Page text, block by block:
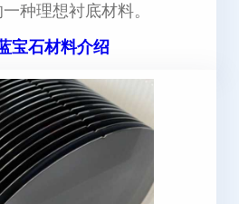
种理想衬底材料。
宝石材料介绍